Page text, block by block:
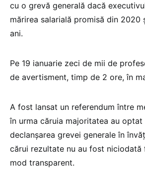
cu o grevă generală dacă
mărirea salarială promisă din 2020
ani.
Pe 19 ianuarie zeci de mii de
de avertisment, timp de 2 ore, în
A fost lansat un referendum între
în urma căruia majoritatea au optat
declanșarea grevei generale în
cărui rezultate nu au fost niciodată
mod transparent.